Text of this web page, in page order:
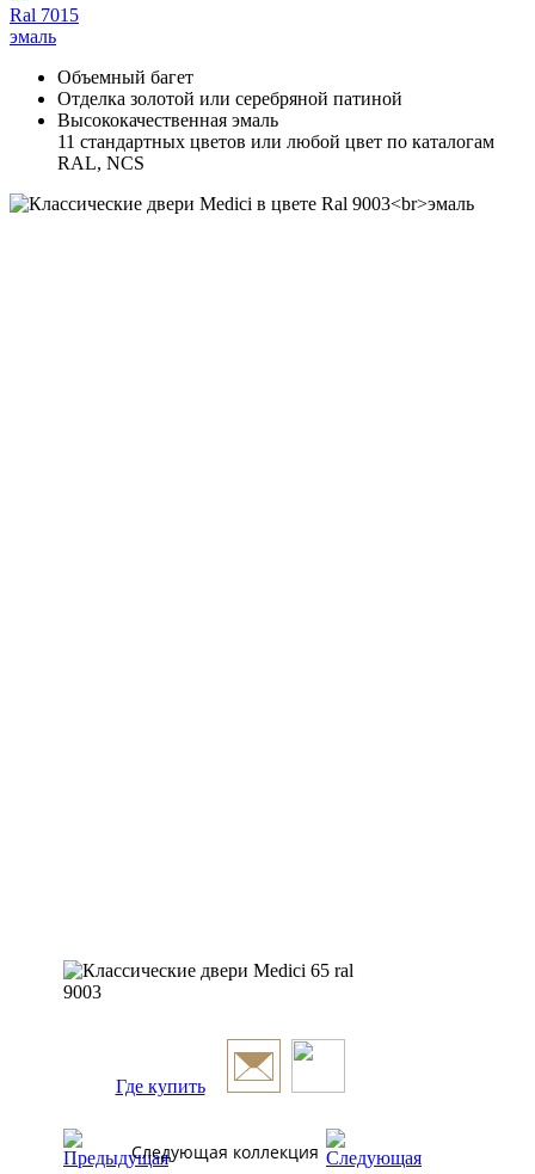
Ral 7015
эмаль
Объемный багет
Отделка золотой или серебряной патиной
Высококачественная эмаль
11 стандартных цветов или любой цвет по каталогам
RAL, NCS
Где купить
Следующая коллекция